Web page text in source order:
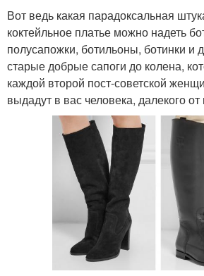
Вот ведь какая парадоксальная
коктейльное платье можно надеть
полусапожки, ботильоны, ботинки и
старые добрые сапоги до колена,
каждой второй пост-советской
выдадут в вас человека, далекого